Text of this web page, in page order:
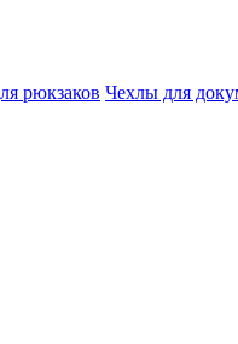
рюкзаков Чехлы для